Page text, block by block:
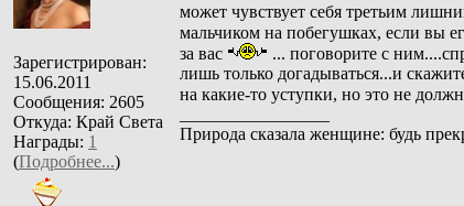
Зарегистрирован:
15.06.2011
Сообщения: 2605
Откуда: Край Света
Награды: 1
(Подробнее...)
может чувствует себя третьим
мальчиком на побегушках, если вы
за вас
... поговорите с
лишь только догадываться...и
на какие-то уступки, но это не
Природа сказала женщине: будь